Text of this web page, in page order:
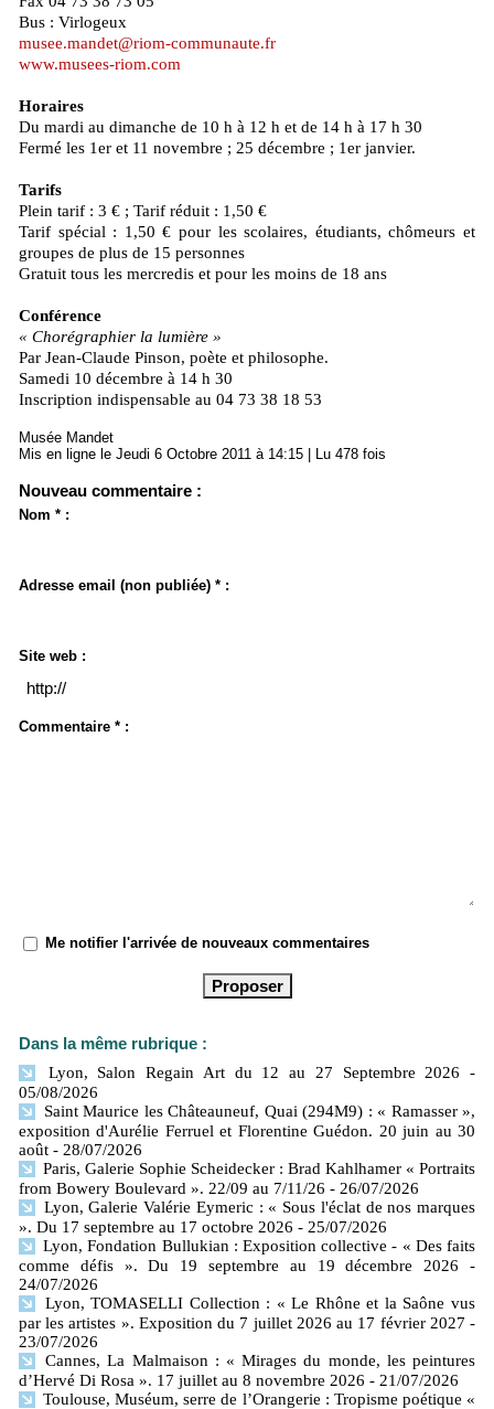
Bus : Virlogeux
musee.mandet@riom-communaute.fr
www.musees-riom.com
Horaires
Du mardi au dimanche de 10 h à 12 h et de 14 h à 17 h 30
Fermé les 1er et 11 novembre ; 25 décembre ; 1er janvier.
Tarifs
Plein tarif : 3 € ; Tarif réduit : 1,50 €
Tarif spécial : 1,50 € pour les scolaires, étudiants, chômeurs et
groupes de plus de 15 personnes
Gratuit tous les mercredis et pour les moins de 18 ans
Conférence
« Chorégraphier la lumière »
Par Jean-Claude Pinson, poète et philosophe.
Samedi 10 décembre à 14 h 30
Inscription indispensable au 04 73 38 18 53
Musée Mandet
Mis en ligne le Jeudi 6 Octobre 2011 à 14:15 | Lu 478 fois
Nouveau commentaire :
Nom * :
Adresse email (non publiée) * :
Site web :
Commentaire * :
Me notifier l'arrivée de nouveaux commentaires
Dans la même rubrique :
Lyon, Salon Regain Art du 12 au 27 Septembre 2026
-
05/08/2026
Saint Maurice les Châteauneuf, Quai (294M9) : « Ramasser »,
exposition d'Aurélie Ferruel et Florentine Guédon. 20 juin au 30
août - 28/07/2026
Paris, Galerie Sophie Scheidecker : Brad Kahlhamer « Portraits
from Bowery Boulevard ». 22/09 au 7/11/26 - 26/07/2026
Lyon, Galerie Valérie Eymeric : « Sous l'éclat de nos marques
». Du 17 septembre au 17 octobre 2026 - 25/07/2026
Lyon, Fondation Bullukian : Exposition collective - « Des faits
comme défis ». Du 19 septembre au 19 décembre 2026
-
24/07/2026
Lyon, TOMASELLI Collection : « Le Rhône et la Saône vus
par les artistes ». Exposition du 7 juillet 2026 au 17 février 2027 -
23/07/2026
Cannes, La Malmaison : « Mirages du monde, les peintures
d’Hervé Di Rosa ». 17 juillet au 8 novembre 2026 - 21/07/2026
Toulouse, Muséum, serre de l’Orangerie : Tropisme poétique «